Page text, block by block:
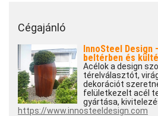
Cégajánló
InnoSteel Design
beltérben és
Acélok a design
térelválasztót,
dekorációt
felületkezelt acél
gyártása,
https://www.innosteeldesign.com